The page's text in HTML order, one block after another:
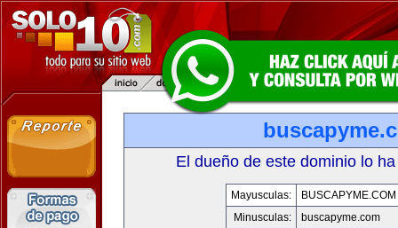
El dueño de este dominio lo
Mayusculas:
BUSCAPYME.COM
Minusculas:
buscapyme.com